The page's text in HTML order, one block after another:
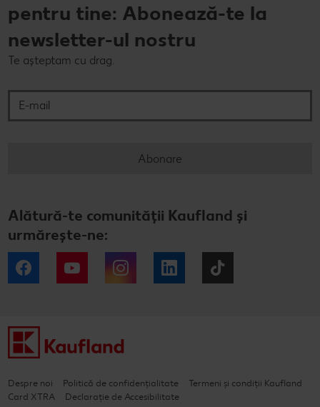
pentru tine: Abonează-te la
newsletter-ul nostru
Te așteptam cu drag.
Abonare
Alătură-te comunității Kaufland și
urmărește-ne:
Facebook YouTube Instagram LinkedIn
Despre noi Politică de confidențialitate
Termeni și condiții Kaufland
Card XTRA
Declarație de Accesibilitate